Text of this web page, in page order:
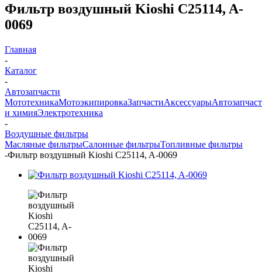
Фильтр воздушный Kioshi C25114, A-
0069
Главная
-
Каталог
-
Автозапчасти
МототехникаМотоэкипировкаЗапчастиАксессуары
и химияЭлектротехника
-
Воздушные фильтры
Масляные фильтрыСалонные фильтрыТопливные фильтры
-Фильтр воздушный Kioshi C25114, A-0069